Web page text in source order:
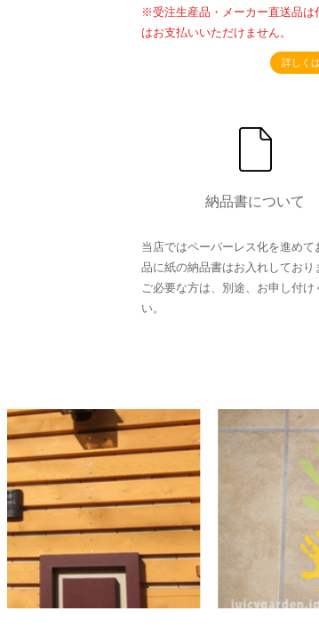
※受注生産品・メーカー直送品は
はお支払いいただけません。
詳しく
納品書について
当店ではペーパーレス化を進めて
品に紙の納品書はお入れしており
ご必要な方は、別途、お申し付け
い。